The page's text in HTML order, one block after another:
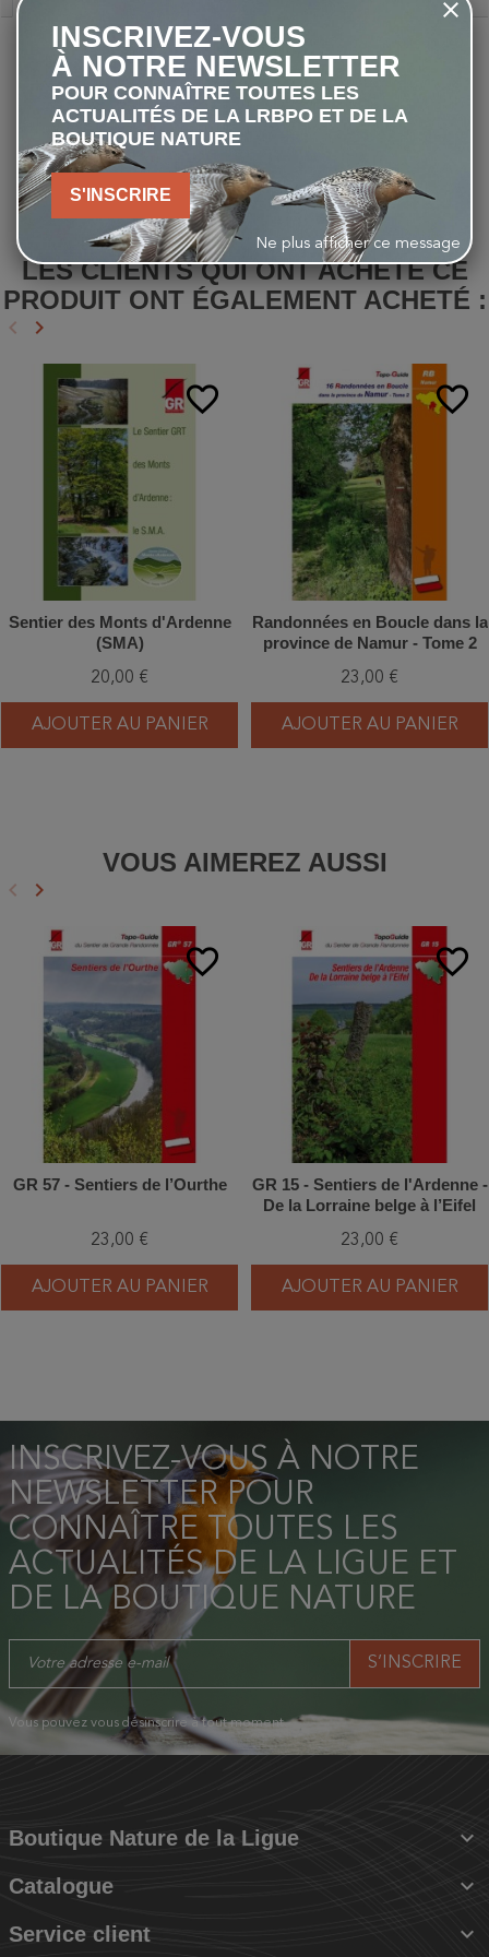
Broché :104 pages
Editeur :Sentiers de Grande Randonnée Belgique asbl -
4ème Edition -2024
EAN : 9782931078372
Dimensions :14x21×0,5cm
Poids :200gr
LES CLIENTS QUI ONT ACHETÉ CE
PRODUIT ONT ÉGALEMENT ACHETÉ :
Précédent
keyboard_arrow_left Suivant
keyboard_arrow_right
favorite_border
Sentier des Monts d'Ardenne
(SMA)
20,00 €
AJOUTER AU PANIER
favorite_border
Randonnées en Boucle dans la
province de Namur - Tome 2
23,00 €
AJOUTER AU PANIER
VOUS AIMEREZ AUSSI
Précédent
keyboard_arrow_left Suivant
keyboard_arrow_right
favorite_border
GR 57 - Sentiers de l’Ourthe
23,00 €
AJOUTER AU PANIER
favorite_border
GR 15 - Sentiers de l'Ardenne -
De la Lorraine belge à l’Eifel
23,00 €
AJOUTER AU PANIER
INSCRIVEZ-VOUS À NOTRE
NEWSLETTER POUR
CONNAÎTRE TOUTES LES
ACTUALITÉS DE LA LIGUE ET
DE LA BOUTIQUE NATURE
Vous pouvez vous désinscrire à tout moment.
Boutique Nature de la Ligue 
Catalogue 
Service client 
INSCRIVEZ-VOUS
À NOTRE NEWSLETTER
POUR CONNAÎTRE TOUTES LES
ACTUALITÉS DE LA LRBPO ET DE LA
BOUTIQUE NATURE
S'INSCRIRE
Ne plus afficher ce message